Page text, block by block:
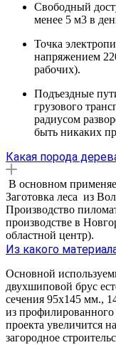
Свободный
менее 5 м3 в
Точка
напряжением
рабочих).
Подъездные
грузового
радиусом
быть никаких
Какая порода
В основном
Заготовка леса из
Производство
производстве в
областной центр).
Из какого
Основной
двухшиповой брус
сечения 95х145 мм.,
из
проекта увеличится
загородное